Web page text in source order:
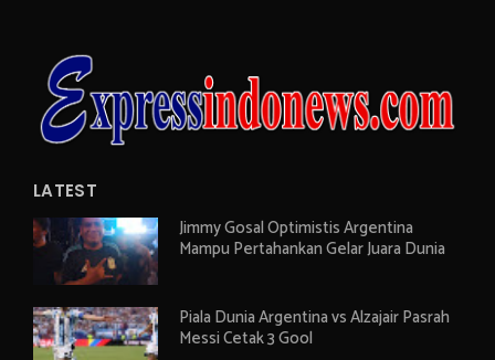
LATEST
Jimmy Gosal Optimistis Argentina
Mampu Pertahankan Gelar Juara Dunia
Piala Dunia Argentina vs Alzajair Pasrah
Messi Cetak 3 Gool